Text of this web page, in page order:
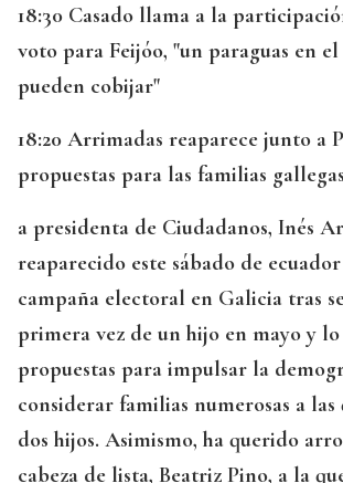
18:30 Casado llama a la
voto para Feijóo, "un paraguas en el
pueden cobijar"
18:20 Arrimadas reaparece junto a
propuestas para las familias gallegas
a presidenta de Ciudadanos, Inés
reaparecido este sábado de
campaña electoral en Galicia tras
primera vez de un hijo en mayo y lo
propuestas para impulsar la
considerar familias numerosas a las
dos hijos. Asimismo, ha querido
cabeza de lista, Beatriz Pino, a la